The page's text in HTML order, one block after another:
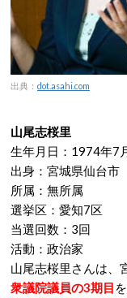
出典： dot.asahi.com
山尾志桜里
生年月日：1974年7
出身：宮城県仙台市
所属：無所属
選挙区：愛知7区
当選回数：3回
活動：政治家
山尾志桜里さんは、
衆議院議員の3期目